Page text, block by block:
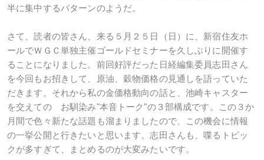
半に集中するパターンのようだ。
さて、読者の皆さん、来る５月２５日（日）に、新宿住友ホ
ールでＷＧＣ単独主催ゴールドセミナーを久しぶりに開催す
ることになりました。前回好評だった日経編集委員志田さん
を今回もお招きして、原油、穀物価格の見通しを語っていた
だきます。それから私の金価格動向の話と、池崎キャスター
を交えての お馴染み"本音トーク"の３部構成です。この３か
月間で色々新たな話題も溜まりましたので、この機会に情報
の一挙公開と行きたいと思います。志田さんも、喋るトピッ
クが多すぎて、まとめるのが大変みたいです。